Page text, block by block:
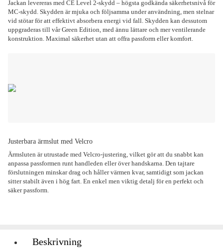
Jackan levereras med CE Level 2-skydd – högsta godkända säkerhetsnivå för
MC-skydd. Skydden är mjuka och följsamma under användning, men stelnar
vid stötar för att effektivt absorbera energi vid fall. Skydden kan dessutom
uppgraderas till vår Green Edition, med ännu lättare och mer ventilerande
konstruktion. Maximal säkerhet utan att offra passform eller komfort.
Justerbara ärmslut med Velcro
Ärmsluten är utrustade med Velcro-justering, vilket gör att du snabbt kan
anpassa passformen runt handleden eller över handskarna. Den tajtare
förslutningen minskar drag och håller värmen kvar, samtidigt som jackan
sitter stabilt även i hög fart. En enkel men viktig detalj för en perfekt och
säker passform.
Beskrivning